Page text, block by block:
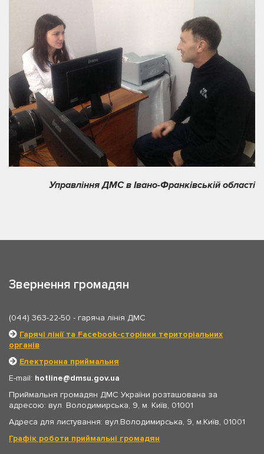
Управління ДМС в Івано-Франківській області
Звернення громадян
(044) 363-22-50 - гаряча лінія ДМС
Гарячі лінії та Facebook-сторінки територіальних
органів
Електронна приймальня
E-mail: hotline
dmsu.gov.ua
Приймальня громадян ДМС України розташована за
адресою: вул. Володимирська, 9, м. Київ, 01001
Адреса для листування: вул.Володимирська, 9, м.Київ, 01001
Графік роботи приймальні громадян